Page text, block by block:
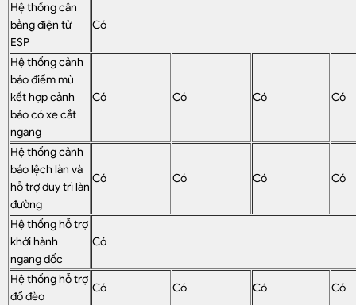
Hệ thống cân
bằng điện tử
ESP
Có
Hệ thống cảnh
báo điểm mù
kết hợp cảnh
báo có xe cắt
ngang
Có Có Có Có
Hệ thống cảnh
báo lệch làn và
hỗ trợ duy trì làn
đường
Có Có Có Có
Hệ thống hỗ trợ
khởi hành
ngang dốc
Có
Hệ thống hỗ trợ
đổ đèo
Có Có Có Có